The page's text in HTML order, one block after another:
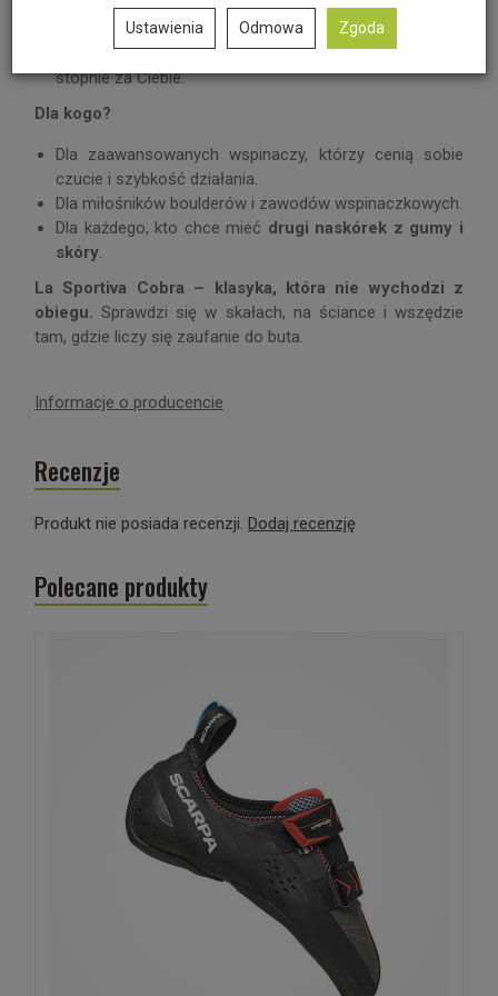
Agresywny, ale elastyczny profil– łączy stabilność z
dużym zakresem ruchu w palcach.
Wyjątkowe czucie– Cobra to buty, które "czytają"
stopnie za Ciebie.
Dla kogo?
Dla zaawansowanych wspinaczy, którzy cenią sobie
czucie i szybkość działania.
Dla miłośników boulderów i zawodów wspinaczkowych.
Dla każdego, kto chce mieć drugi naskórek z gumy i
skóry.
La Sportiva Cobra – klasyka, która nie wychodzi z
obiegu. Sprawdzi się w skałach, na ściance i wszędzie
tam, gdzie liczy się zaufanie do buta.
Informacje o producencie
Recenzje
Produkt nie posiada recenzji. Dodaj recenzję
Polecane produkty
Ustawienia Odmowa Zgoda